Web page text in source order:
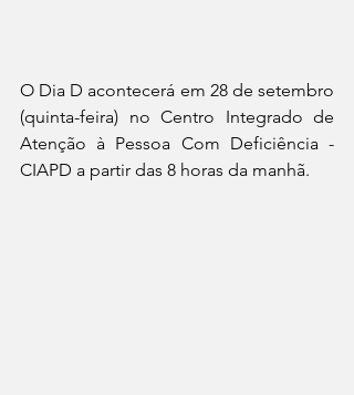
O Dia D acontecerá em 28 de setembro
(quinta-feira) no Centro Integrado de
Atenção à Pessoa Com Deficiência -
CIAPD a partir das 8 horas da manhã.